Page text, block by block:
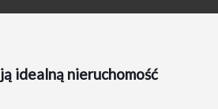
idealną nieruchomość